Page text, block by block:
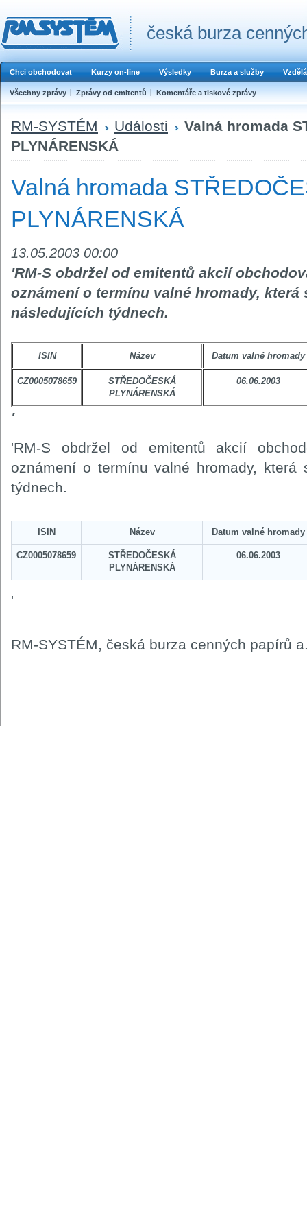
česká burza
Chci obchodovat Kurzy on-line Výsledky Burza a služby
Všechny zprávy Zprávy od emitentů Komentáře a tiskové zprávy
RM-SYSTÉM Události
Valná hromada
PLYNÁRENSKÁ
Valná hromada
PLYNÁRENSKÁ
13.05.2003 00:00
'RM-S obdržel od emitentů akcií
oznámení o termínu valné hromady, která
následujících týdnech.
ISIN Název Datum valné hromady
CZ0005078659
STŘEDOČESKÁ
PLYNÁRENSKÁ
06.06.2003
'
'RM-S obdržel od emitentů akcií
oznámení o termínu valné hromady,
týdnech.
ISIN Název Datum valné hromady
CZ0005078659
STŘEDOČESKÁ
PLYNÁRENSKÁ
06.06.2003
'
RM-SYSTÉM, česká burza cenných papírů